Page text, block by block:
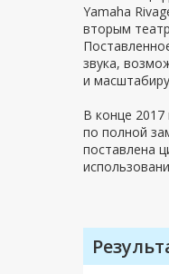
Yamaha
вторым
звука,
и
В конце
по полной
поставлена